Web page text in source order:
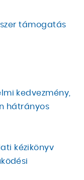
támogatás
kedvezmény,
hátrányos
kézikönyv